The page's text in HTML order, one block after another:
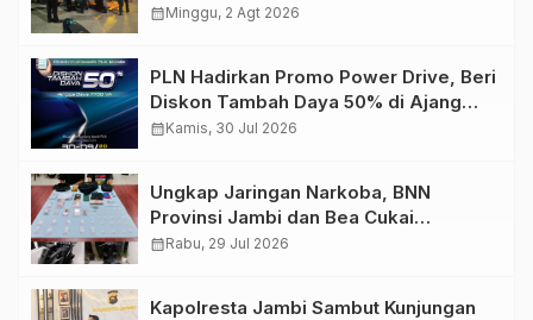
Kendaraan
calendar_monthMinggu, 2 Agt 2026
PLN Hadirkan Promo Power Drive, Beri
Diskon Tambah Daya 50% di Ajang
GIIAS 2026
calendar_monthKamis, 30 Jul 2026
Ungkap Jaringan Narkoba, BNN
Provinsi Jambi dan Bea Cukai
Amankan Sembilan Pelaku beserta
calendar_monthRabu, 29 Jul 2026
Kapolresta Jambi Sambut Kunjungan